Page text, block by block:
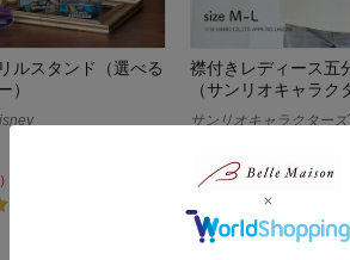
ルスタンド（選べる
）
襟付きレディース五
（サンリオキャラク
サンリオキャラクターズ
¥2,691（税込）